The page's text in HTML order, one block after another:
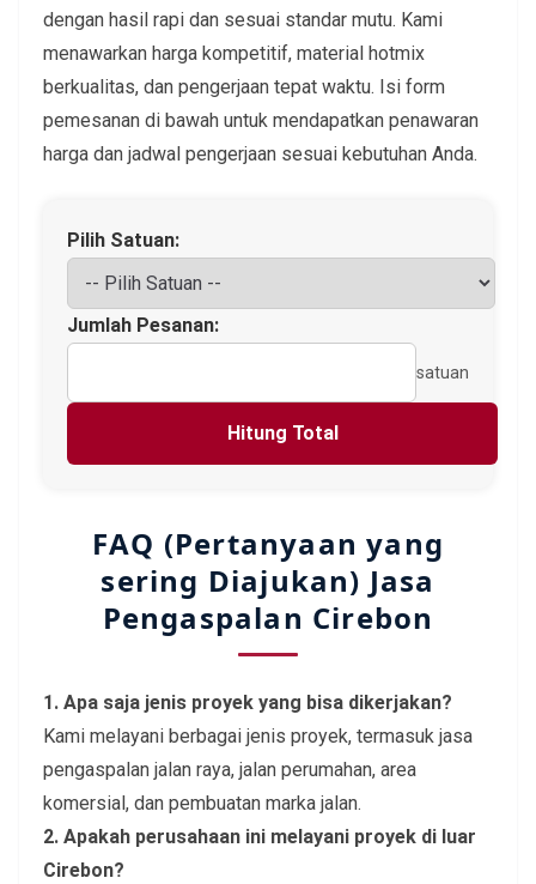
dengan hasil rapi dan sesuai standar mutu. Kami
menawarkan harga kompetitif, material hotmix
berkualitas, dan pengerjaan tepat waktu. Isi form
pemesanan di bawah untuk mendapatkan penawaran
harga dan jadwal pengerjaan sesuai kebutuhan Anda.
Pilih Satuan:
Jumlah Pesanan:
satuan
Hitung Total
FAQ (Pertanyaan yang
sering Diajukan) Jasa
Pengaspalan Cirebon
1. Apa saja jenis proyek yang bisa dikerjakan?
Kami melayani berbagai jenis proyek, termasuk jasa
pengaspalan jalan raya, jalan perumahan, area
komersial, dan pembuatan marka jalan.
2. Apakah perusahaan ini melayani proyek di luar
Cirebon?